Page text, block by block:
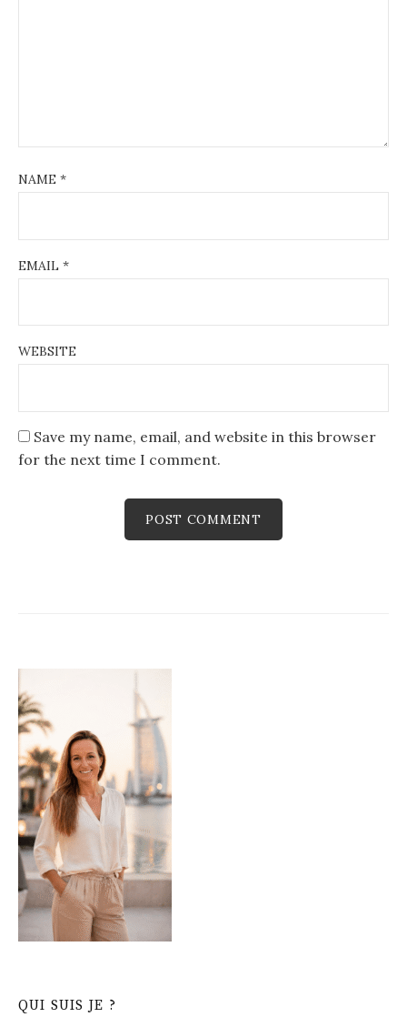
NAME *
EMAIL *
WEBSITE
Save my name, email, and website in this browser
for the next time I comment.
QUI SUIS JE ?